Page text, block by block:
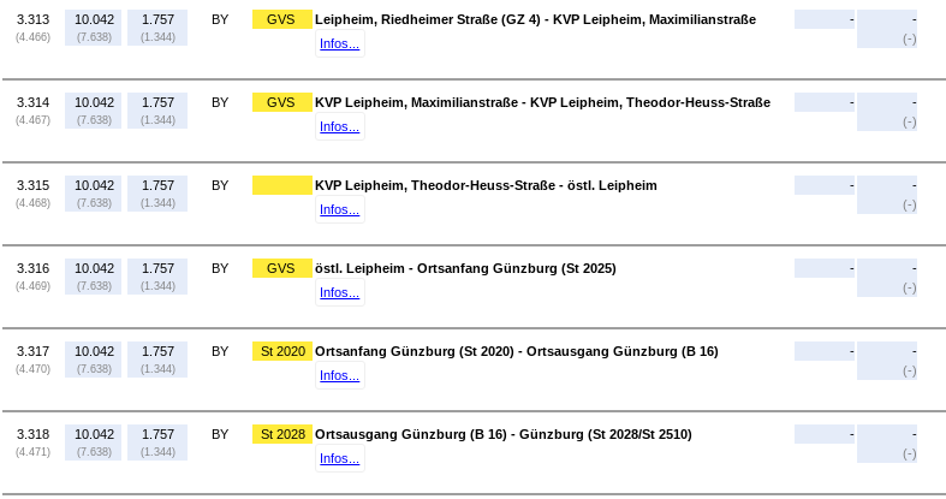
3.313
(4.466)
10.042
(7.638)
1.757
(1.344)
BY GVS
Leipheim, Riedheimer Straße (GZ 4) - KVP Leipheim, Maximilianstraße
Infos...
-
-
(-)
3.314
(4.467)
10.042
(7.638)
1.757
(1.344)
BY GVS
KVP Leipheim, Maximilianstraße - KVP Leipheim, Theodor-Heuss-Straße
Infos...
-
-
(-)
3.315
(4.468)
10.042
(7.638)
1.757
(1.344)
BY
KVP Leipheim, Theodor-Heuss-Straße - östl. Leipheim
Infos...
-
-
(-)
3.316
(4.469)
10.042
(7.638)
1.757
(1.344)
BY GVS
östl. Leipheim - Ortsanfang Günzburg (St 2025)
Infos...
-
-
(-)
3.317
(4.470)
10.042
(7.638)
1.757
(1.344)
BY St 2020
Ortsanfang Günzburg (St 2020) - Ortsausgang Günzburg (B 16)
Infos...
-
-
(-)
3.318
(4.471)
10.042
(7.638)
1.757
(1.344)
BY St 2028
Ortsausgang Günzburg (B 16) - Günzburg (St 2028/St 2510)
Infos...
-
-
(-)